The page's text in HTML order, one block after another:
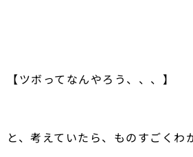
【ツボってなんやろう、、、】
と、考えていたら、ものすごくわ